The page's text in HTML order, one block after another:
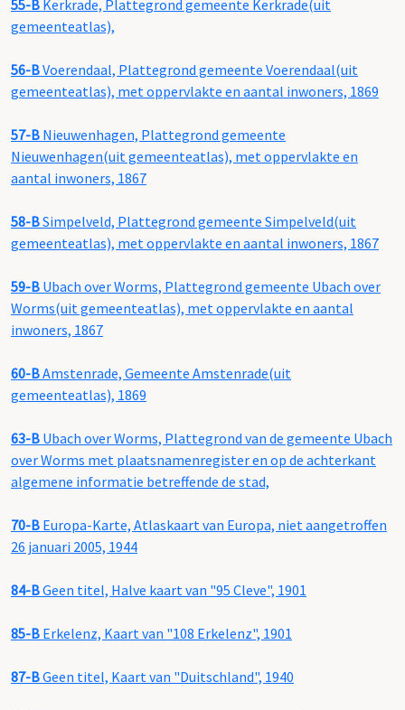
55-B Kerkrade, Plattegrond gemeente Kerkrade(uit
gemeenteatlas),
56-BVoerendaal, Plattegrond gemeente Voerendaal(uit
gemeenteatlas), met oppervlakte en aantal inwoners, 1869
57-B Nieuwenhagen, Plattegrond gemeente
Nieuwenhagen(uit gemeenteatlas), met oppervlakte en
aantal inwoners, 1867
58-BSimpelveld, Plattegrond gemeente Simpelveld(uit
gemeenteatlas), met oppervlakte en aantal inwoners, 1867
59-B Ubach over Worms, Plattegrond gemeente Ubach over
Worms(uit gemeenteatlas), met oppervlakte en aantal
inwoners, 1867
60-BAmstenrade, Gemeente Amstenrade(uit
gemeenteatlas), 1869
63-B Ubach over Worms, Plattegrond van de gemeente Ubach
over Worms met plaatsnamenregister en op de achterkant
algemene informatie betreffende de stad,
70-B Europa-Karte, Atlaskaart van Europa, niet aangetroffen
26 januari 2005, 1944
84-BGeen titel, Halve kaart van "95 Cleve", 1901
85-B Erkelenz, Kaart van "108 Erkelenz", 1901
87-BGeen titel, Kaart van "Duitschland", 1940